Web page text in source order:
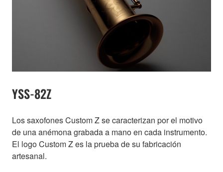
YSS-82Z
Los saxofones Custom Z se caracterizan por el motivo
de una anémona grabada a mano en cada instrumento.
El logo Custom Z es la prueba de su fabricación
artesanal.